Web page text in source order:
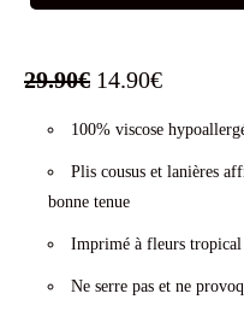
29.90€ Le
prix
initial
était :
29.90€.
14.90€Le
prix
actuel
14.90€.
100% viscose
Plis cousus et lanières
bonne tenue
Imprimé à fleurs
Ne serre pas et ne